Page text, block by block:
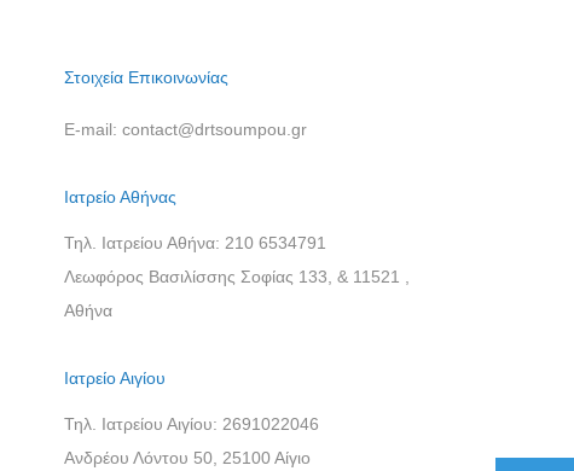
Στοιχεία Επικοινωνίας
E-mail: contact@drtsoumpou.gr
Ιατρείο Αθήνας
Τηλ. Ιατρείου Αθήνα: 210 6534791
Λεωφόρος Βασιλίσσης Σοφίας 133, & 11521 ,
Αθήνα
Ιατρείο Αιγίου
Τηλ. Ιατρείου Αιγίου: 2691022046
Ανδρέου Λόντου 50, 25100 Αίγιο